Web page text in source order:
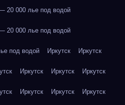
000 лье под водой
000 лье под водой
под водой Иркутск Иркутск
Иркутск Иркутск Иркутск
Иркутск Иркутск Иркутск